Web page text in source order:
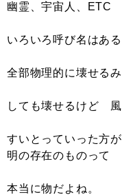
幽霊、宇宙人、ETC
いろいろ呼び名はあ
全部物理的に壊せる
しても壊せるけど
すいとっていった方
明の存在のものって
本当に物だよね。